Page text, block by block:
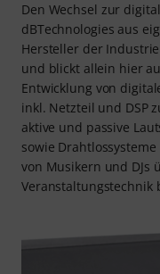
Den Wechsel zur
dBTechnologies aus
Hersteller der
und blickt allein hier
Entwicklung von
inkl. Netzteil und DSP
aktive und passive
sowie
von Musikern und DJs
Veranstaltungstechnik